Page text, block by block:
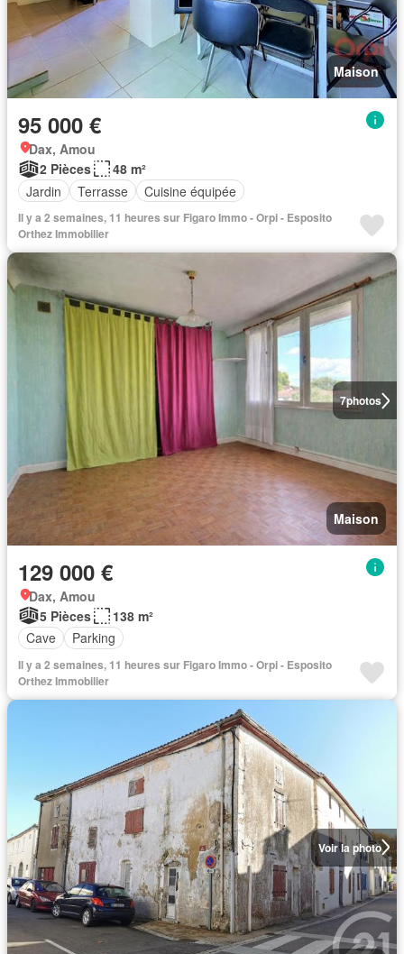
Maison
95 000 €
Dax, Amou
2 Pièces
48 m²
Jardin
Terrasse Cuisine équipée
Il y a 2 semaines, 11 heures sur Figaro Immo - Orpi - Esposito
Orthez Immobilier
7photos
Maison
129 000 €
Dax, Amou
5 Pièces
138 m²
Cave
Parking
Il y a 2 semaines, 11 heures sur Figaro Immo - Orpi - Esposito
Orthez Immobilier
Voir la photo